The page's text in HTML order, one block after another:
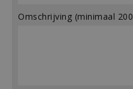
Omschrijving (minimaal